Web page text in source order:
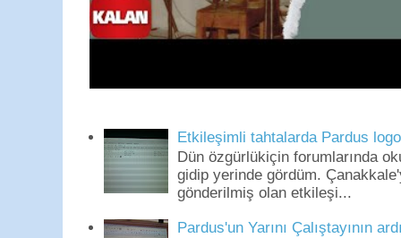
Etkileşimli tahtalarda Pardus
Dün özgürlükiçin forumlarında
gidip yerinde gördüm.
gönderilmiş olan etkileşi...
Pardus'un Yarını Çalıştayının